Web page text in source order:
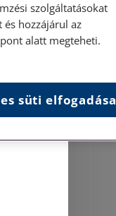
szolgáltatásokat
hozzájárul az
alatt megteheti.
süti elfogadása